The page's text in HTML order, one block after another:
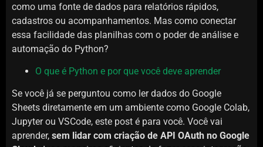
como uma fonte de dados para relatórios rápidos,
cadastros ou acompanhamentos. Mas como conectar
essa facilidade das planilhas com o poder de análise e
automação do Python?
O que é Python e por que você deve aprender
Se você já se perguntou como ler dados do Google
Sheets diretamente em um ambiente como Google Colab,
Jupyter ou VSCode, este post é para você. Você vai
aprender, sem lidar com criação de API OAuth no Google